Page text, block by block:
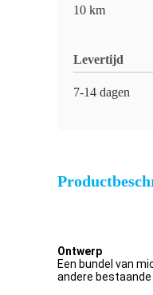
10 km
Levertijd
7-14 dagen
Ontwerp
Een bundel van
andere